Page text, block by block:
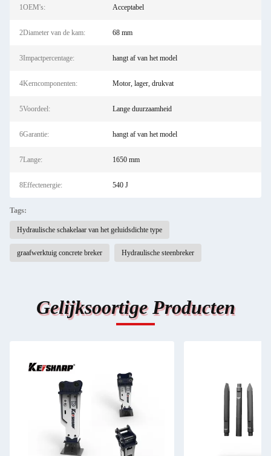
1OEM's: Acceptabel
2Diameter van de kam: 68 mm
3Impactpercentage: hangt af van het model
4Kerncomponenten: Motor, lager, drukvat
5Voordeel: Lange duurzaamheid
6Garantie: hangt af van het model
7Lange: 1650 mm
8Effectenergie: 540 J
Tags:
Hydraulische schakelaar van het geluidsdichte type
graafwerktuig concrete breker Hydraulische steenbreker
Gelijksoortige Producten